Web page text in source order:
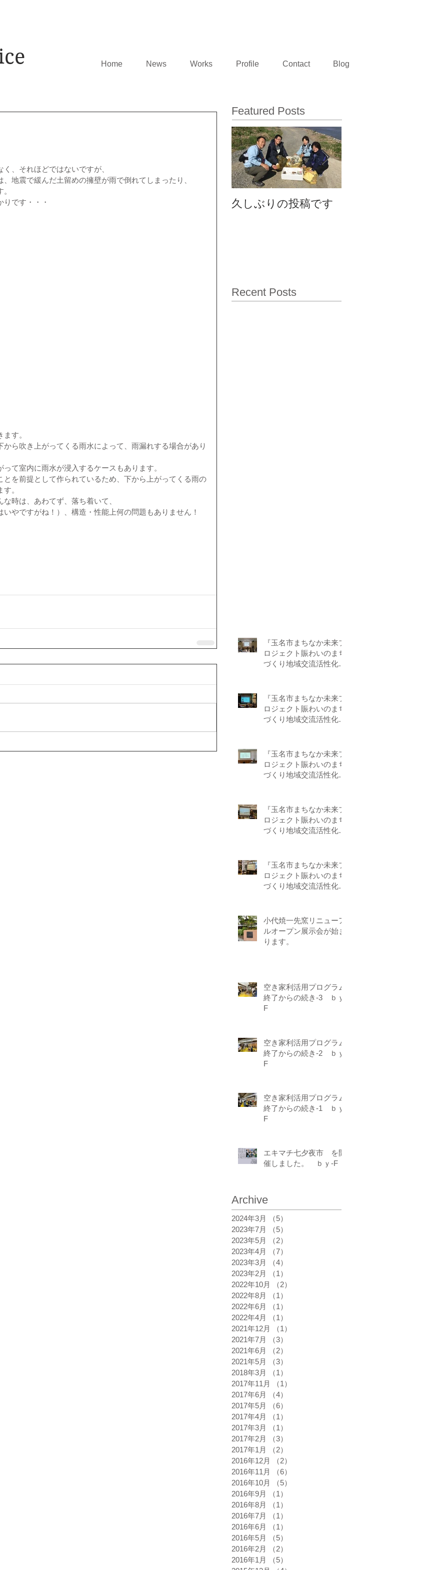
Home News Works Profile Contact Blog
、それほどではないですが、
地震で緩んだ土留めの擁壁が雨で倒れてしまったり、
です・・・
す。
ら吹き上がってくる雨水によって、雨漏れする場合があり
て室内に雨水が浸入するケースもあります。
を前提として作られているため、下から上がってくる雨の
。
時は、あわてず、落ち着いて、
やですがね！）、構造・性能上何の問題もありません！
Featured Posts
久しぶりの投稿です
Recent Posts
『玉名市まちなか未来プ
ロジェクト賑わいのまち
づくり地域交流活性化事
『玉名市まちなか未来プ
ロジェクト賑わいのまち
づくり地域交流活性化事
『玉名市まちなか未来プ
ロジェクト賑わいのまち
づくり地域交流活性化事
『玉名市まちなか未来プ
ロジェクト賑わいのまち
づくり地域交流活性化事
『玉名市まちなか未来プ
ロジェクト賑わいのまち
づくり地域交流活性化事
小代焼一先窯リニューア
ルオープン展示会が始ま
ります。
空き家利活用プログラム
終了からの続き-3 ｂｙ-
F
空き家利活用プログラム
終了からの続き-2 ｂｙ-
F
空き家利活用プログラム
終了からの続き-1 ｂｙ-
F
エキマチ七夕夜市 を開
催しました。 ｂｙ-F
Archive
2024年3月 （5）
2023年7月
（5）
2023年5月
（2）
2023年4月
（7）
2023年3月
（4）
2023年2月
（1）
2022年10月
（2）
2022年8月
（1）
2022年6月
（1）
2022年4月
（1）
2021年12月
（1）
2021年7月
（3）
2021年6月
（2）
2021年5月
（3）
2018年3月
（1）
2017年11月
（1）
2017年6月
（4）
2017年5月
（6）
2017年4月
（1）
2017年3月
（1）
2017年2月
（3）
2017年1月
（2）
2016年12月
（2）
2016年11月
（6）
2016年10月
（5）
2016年9月
（1）
2016年8月
（1）
2016年7月
（1）
2016年6月
（1）
2016年5月
（5）
2016年2月
（2）
2016年1月
（5）